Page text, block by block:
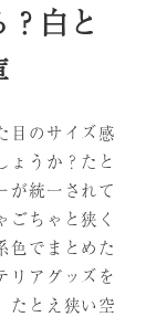
白と
目のサイズ感
ょうか？たと
が統一されて
ごちゃと狭く
色でまとめた
リアグッズを
たとえ狭い空